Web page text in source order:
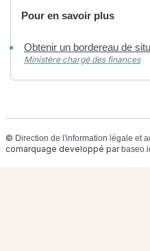
Pour en savoir plus
Obtenir un bordereau de
Ministère chargé des finances
© Direction de l'information légale et
comarquage developpé par